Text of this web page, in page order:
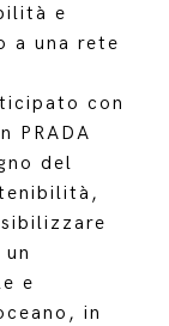
e
a una rete
con
PRADA
del
e
in